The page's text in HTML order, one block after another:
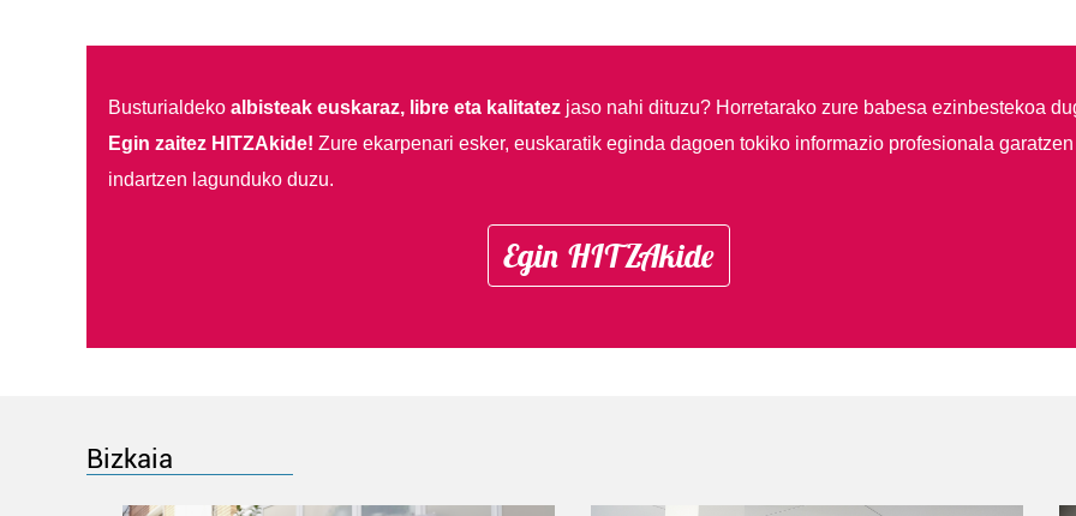
Busturialdeko albisteak euskaraz, libre eta kalitatezjaso nahi dituzu? Horretarako zure babesa ezinbestekoa
Egin zaitez HITZAkide! Zure ekarpenari esker, euskaratik eginda dagoen tokiko informazio profesionala garatzen
indartzen lagunduko duzu.
Egin HITZAkide
Bizkaia